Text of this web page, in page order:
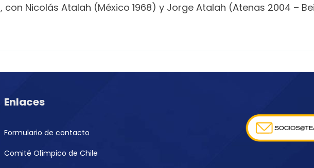
con Nicolás Atalah (México 1968) y Jorge Atalah (Atenas 2004 –
Enlaces
Formulario de contacto
Comité Olímpico de Chile